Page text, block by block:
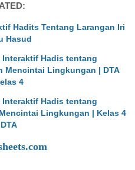
Hadits Tentang Larangan Iri
Hasud
Interaktif Hadis tentang
Mencintai Lingkungan | DTA
4
Interaktif Hadis tentang
Lingkungan | Kelas 4
DTA